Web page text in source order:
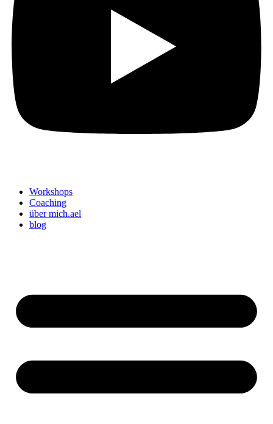
Workshops
Coaching
über mich.ael
blog